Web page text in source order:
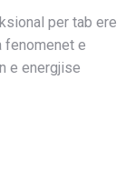
per tab ere
fenomenet e
e energjise